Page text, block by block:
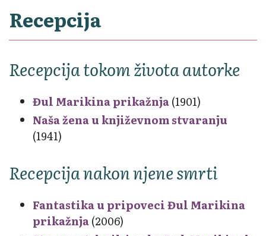
Recepcija
Recepcija tokom života autorke
Đul Marikina prikažnja(1901)
Naša žena u književnom stvaranju
(1941)
Recepcija nakon njene smrti
Fantastika u pripoveci Đul Marikina
prikažnja(2006)